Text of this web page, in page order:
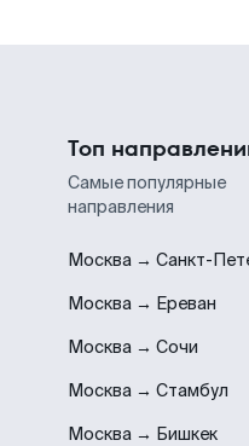
Топ
Самые популярные
направления
Москва → Санкт-
Москва → Ереван
Москва → Сочи
Москва → Стамбул
Москва → Бишкек